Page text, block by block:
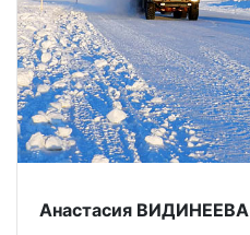
Анастасия ВИДИНЕЕВА